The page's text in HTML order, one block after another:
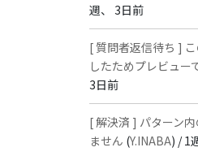
週、 3日前
[ 質問者返信待ち ]
したためプレビュー
3日前
[ 解決済 ] パターン
ません (Y.INABA) /1